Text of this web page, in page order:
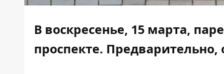
В воскресенье, 15 марта,
проспекте. Предварительно,